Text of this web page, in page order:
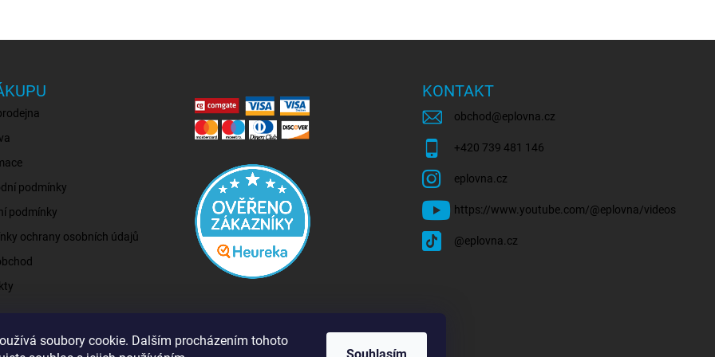
soubory cookie. Dalším procházením tohoto
podmínky
podmínky
ochrany osobních údajů
KONTAKT
obchod @eplovna.cz
+420 739 481 146
eplovna.cz
https://www.youtube.com/@eplovna/videos
@eplovna.cz